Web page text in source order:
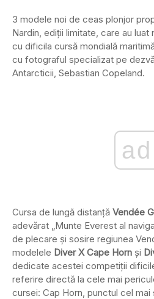
3 modele noi de ceas plonjor
Nardin, ediții limitate, care au
cu dificila cursă mondială
cu fotograful specializat pe
Antarcticii, Sebastian Copeland.
ad
Cursa de lungă distanță Vendée
adevărat „Munte Everest al
de plecare și sosire regiunea
modelele Diver X Cape Horn și
dedicate acestei competiții
referire directă la cele mai
cursei: Cap Horn, punctul cel